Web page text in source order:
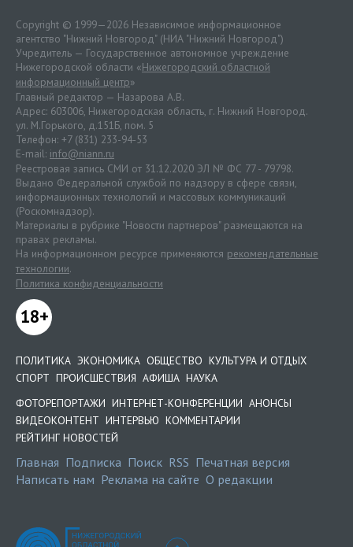
Copyright © 1999—2026 Независимое информационное
агентство "Нижний Новгород" (НИА "Нижний Новгород")
Учредитель — Государственное автономное учреждение
Нижегородской области «Нижегородский областной
информационный центр»
Главный редактор — Назарова А.В.
Адрес: 603006, Нижегородская область, г. Нижний Новгород.
ул. М.Горького, д.151Б, пом. 5
Телефон: +7 (831) 233-94-53
E-mail: info@niann.ru
Реестровая запись СМИ от 31.12.2020 ЭЛ № ФС 77 - 79798.
Выдано Федеральной службой по надзору в сфере связи,
информационных технологий и массовых коммуникаций
(Роскомнадзор).
Материалы в рубрике "Новости партнеров" размещаются на
правах рекламы.
На информационном ресурсе применяются рекомендательные
технологии.
Политика конфиденциальности
18+
ПОЛИТИКА ЭКОНОМИКА ОБЩЕСТВО КУЛЬТУРА И ОТДЫХ
СПОРТ ПРОИСШЕСТВИЯ АФИША НАУКА
ФОТОРЕПОРТАЖИ ИНТЕРНЕТ-КОНФЕРЕНЦИИ АНОНСЫ
ВИДЕОКОНТЕНТ ИНТЕРВЬЮ КОММЕНТАРИИ
РЕЙТИНГ НОВОСТЕЙ
Главная Подписка Поиск RSS Печатная версия
Написать нам Реклама на сайте О редакции